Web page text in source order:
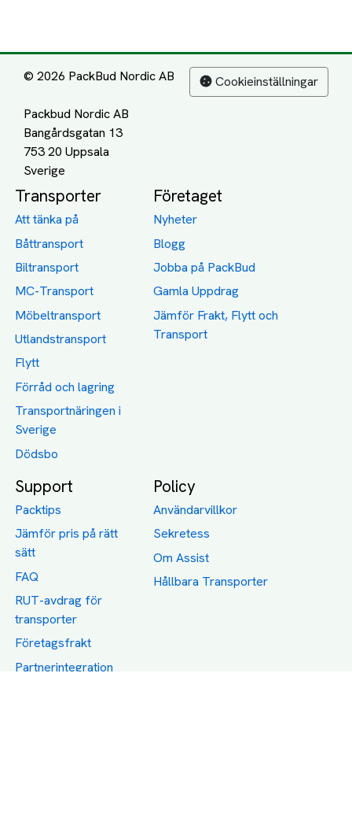
© 2026 PackBud Nordic AB
Packbud Nordic AB
Bangårdsgatan 13
753 20 Uppsala
Cookieinställningar
Transporter
Att tänka på
Båttransport
Biltransport
MC-Transport
Möbeltransport
Utlandstransport
Flytt
Förråd och lagring
Transportnäringen i
Sverige
Dödsbo
Företaget
Nyheter
Blogg
Jobba på PackBud
Gamla Uppdrag
Jämför Frakt, Flytt och
Transport
Support
Packtips
Jämför pris på rätt
sätt
FAQ
RUT-avdrag för
transporter
Företagsfrakt
Partnerintegration
Policy
Användarvillkor
Sekretess
Om Assist
Hållbara Transporter